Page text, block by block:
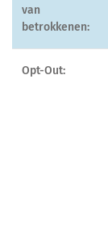
van
betrokkenen:
Opt-Out: